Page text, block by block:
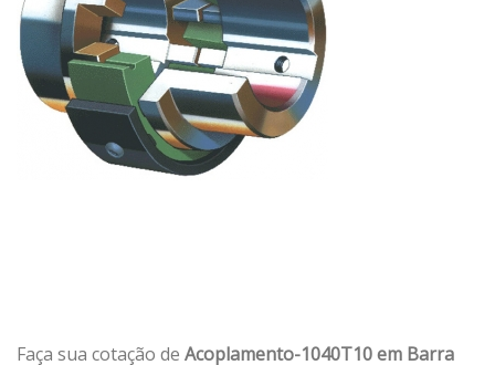
Faça sua cotação de Acoplamento-1040T10 em Barra